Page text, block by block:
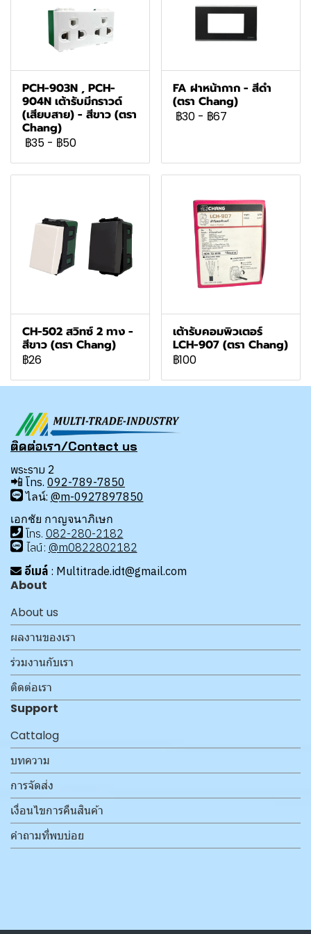
PCH-903N , PCH-
904N เต้ารับมีกราวด์
(เสียบสาย) - สีขาว (ตรา
Chang)
฿35 - ฿50
FA ฝาหน้ากาก - สีดำ
(ตรา Chang)
฿30 - ฿67
CH-502 สวิทซ์ 2 ทาง -
สีขาว (ตรา Chang)
฿26
เต้ารับคอมพิวเตอร์
LCH-907 (ตรา Chang)
฿100
ติดต่อเรา/Contact us
พระราม 2
📲 โทร. 092-789-7850
ไลน์: @m-0927897850
เอกชัย กาญจนาภิเษก
โทร. 082-280-2182
ไลน์: @m0822802182
อีเมล์ : Multitrade.idt@gmail.com
About
About us
ผลงานของเรา
ร่วมงานกับเรา
ติดต่อเรา
Support
Cattalog
บทความ
การจัดส่ง
เงื่อนไขการคืนสินค้า
คำถามที่พบบ่อย